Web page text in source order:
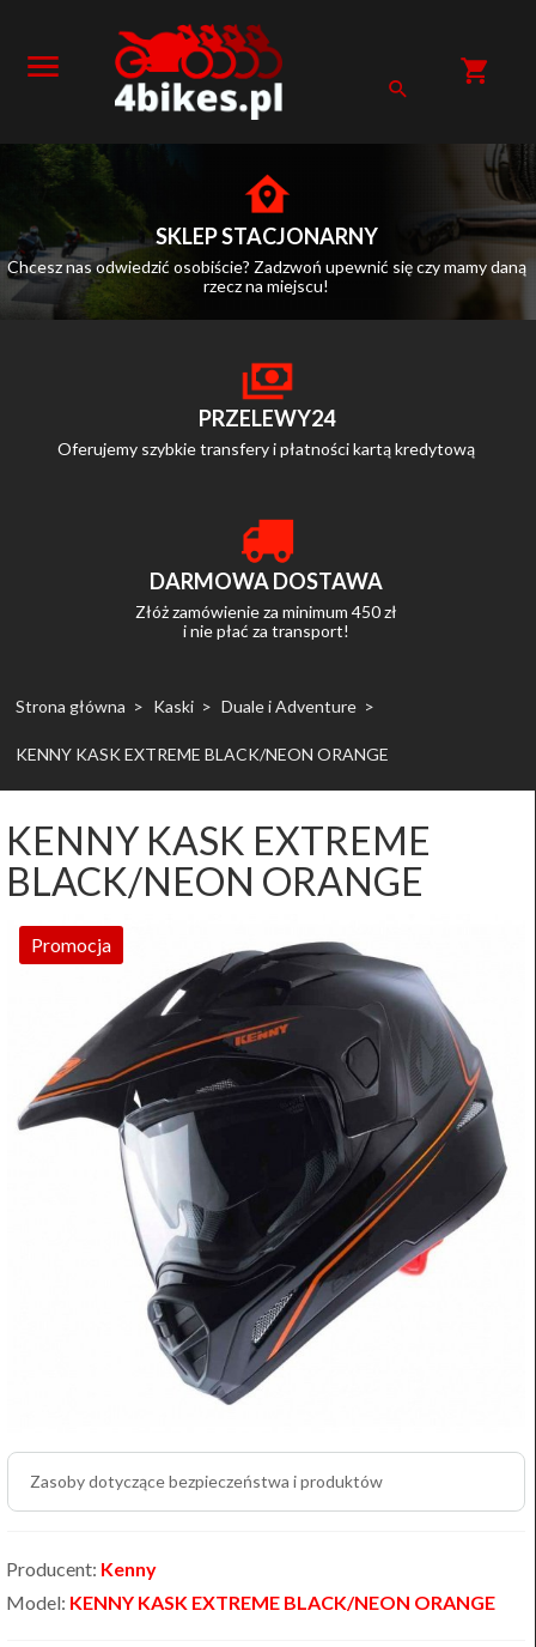
SKLEP STACJONARNY
Chcesz nas odwiedzić osobiście? Zadzwoń upewnić się czy mamy daną
rzecz na miejscu!
PRZELEWY24
Oferujemy szybkie transfery i płatności kartą kredytową
DARMOWA DOSTAWA
Złóż zamówienie za minimum 450 zł
i nie płać za transport!
Strona główna Kaski Duale i Adventure
KENNY KASK EXTREME BLACK/NEON ORANGE
KENNY KASK EXTREME
BLACK/NEON ORANGE
Promocja
Zasoby dotyczące bezpieczeństwa i produktów
Producent: Kenny
Model: KENNY KASK EXTREME BLACK/NEON ORANGE